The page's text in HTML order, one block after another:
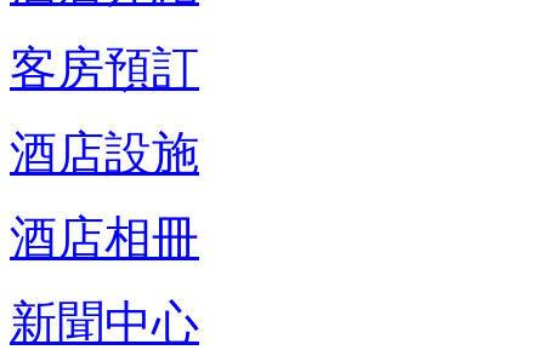
客房預訂
酒店設施
酒店相冊
新聞中心